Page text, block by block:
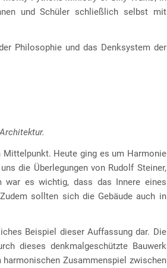
und Schüler schließlich selbst mit
Philosophie und das Denksystem der
Heute ging es um Harmonie
die Überlegungen von Rudolf Steiner,
war es wichtig, dass das Innere eines
sollten sich die Gebäude auch in
Beispiel dieser Auffassung dar. Die
dieses denkmalgeschützte Bauwerk
Zusammenspiel zwischen